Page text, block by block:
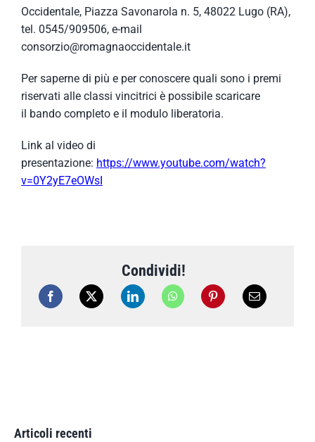
Occidentale, Piazza Savonarola n. 5, 48022 Lugo (RA),
tel. 0545/909506, e-mail
consorzio@romagnaoccidentale.it
Per saperne di più e per conoscere quali sono i premi
riservati alle classi vincitrici è possibile scaricare
il bando completo e il modulo liberatoria.
Link al video di
presentazione: https://www.youtube.com/watch?
v=0Y2yE7eOWsI
Condividi!
Articoli recenti